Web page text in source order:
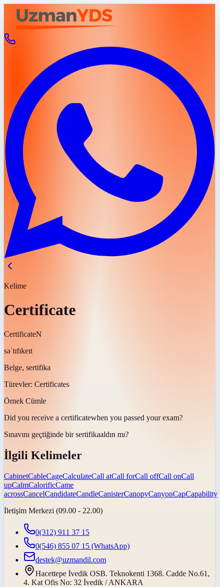
Kelime
Certificate
CertificateN
səˈtɪfɪkeɪt
Belge, sertifika
Türevler: Certificates
Örnek Cümle
Did you receive a certificatewhen you passed your exam?
Sınavını geçtiğinde bir sertifikaaldın mı?
İlgili Kelimeler
CabinetCableCageCalculateCall atCall forCall offCall onCall
upCalmCalorificCame
acrossCancelCandidateCandleCanisterCanopyCanyonCapCapability
İletişim Merkezi (09.00 - 22.00)
0(312) 911 37 15
0(546) 855 07 15 (WhatsApp)
destek@uzmandil.com
Hacettepe İvedik OSB. Teknokenti 1368. Cadde No.61,
4. Kat Ofis No: 32 İvedik / ANKARA